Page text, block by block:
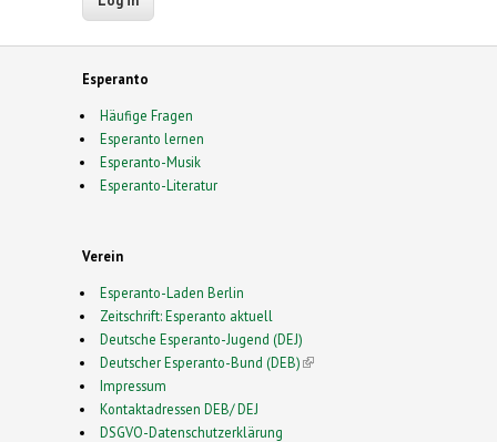
Esperanto
Häufige Fragen
Esperanto lernen
Esperanto-Musik
Esperanto-Literatur
Verein
Esperanto-Laden Berlin
Zeitschrift: Esperanto aktuell
Deutsche Esperanto-Jugend (DEJ)
Deutscher Esperanto-Bund (DEB)(link is external)
Impressum
Kontaktadressen DEB/ DEJ
DSGVO-Datenschutzerklärung